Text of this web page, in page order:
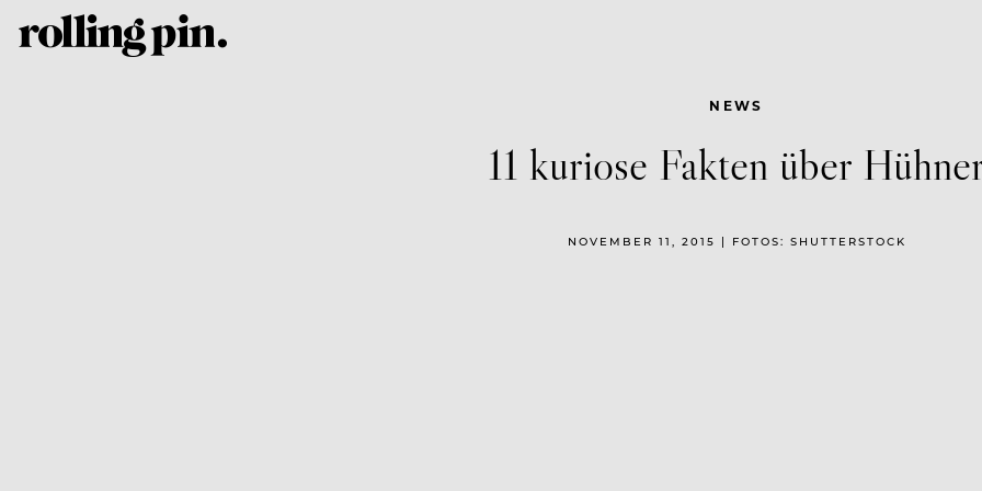
NEWS
11 kuriose Fakten über
NOVEMBER 11, 2015 | FOTOS: SHUTTERSTOCK